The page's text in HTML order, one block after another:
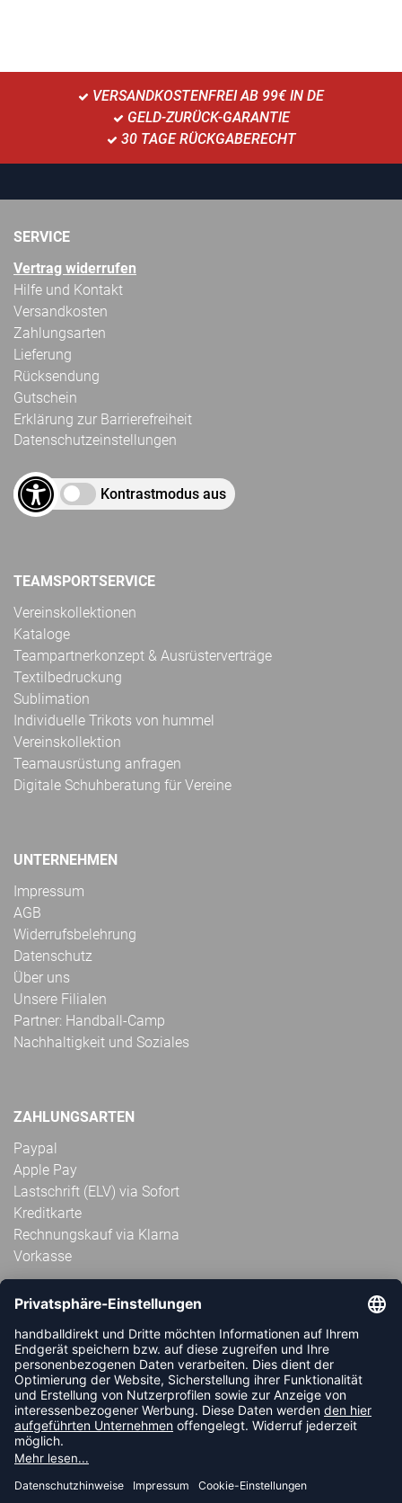
VERSANDKOSTENFREI AB 99€ IN DE
GELD-ZURÜCK-GARANTIE
30 TAGE RÜCKGABERECHT
SERVICE
Vertrag widerrufen
Hilfe und Kontakt
Versandkosten
Zahlungsarten
Lieferung
Rücksendung
Gutschein
Erklärung zur Barrierefreiheit
Datenschutzeinstellungen
Kontrastmodus aus
TEAMSPORTSERVICE
Vereinskollektionen
Kataloge
Teampartnerkonzept & Ausrüsterverträge
Textilbedruckung
Sublimation
Individuelle Trikots von hummel
Vereinskollektion
Teamausrüstung anfragen
Digitale Schuhberatung für Vereine
UNTERNEHMEN
Impressum
AGB
Widerrufsbelehrung
Datenschutz
Über uns
Unsere Filialen
Partner: Handball-Camp
Nachhaltigkeit und Soziales
ZAHLUNGSARTEN
Paypal
Apple Pay
Lastschrift (ELV) via Sofort
Kreditkarte
Rechnungskauf via Klarna
Vorkasse
ABONNIERE JETZT DEN KOSTENLOSEN
HANDBALLDIREKT-NEWSLETTER UND VERPASSE KEINE
NEUIGKEIT ODER AKTION MEHR.
JETZT ANMELDEN